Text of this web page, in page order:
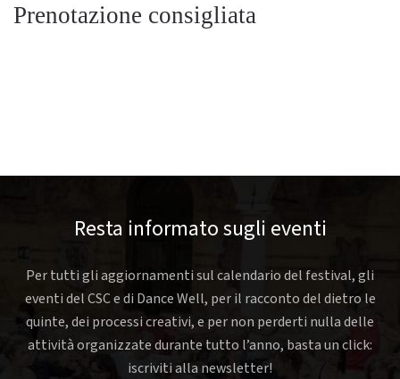
Prenotazione consigliata
Resta informato sugli eventi
Per tutti gli aggiornamenti sul calendario del festival, gli
eventi del CSC e di Dance Well, per il racconto del dietro le
quinte, dei processi creativi, e per non perderti nulla delle
attività organizzate durante tutto l’anno, basta un click:
iscriviti alla newsletter!